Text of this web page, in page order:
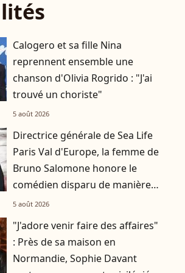
Calogero et sa fille Nina
reprennent ensemble une
chanson d'Olivia Rogrido : "J'ai
trouvé un choriste"
5 août 2026
Directrice générale de Sea Life
Paris Val d'Europe, la femme de
Bruno Salomone honore le
comédien disparu de manière
originale
5 août 2026
"J'adore venir faire des affaires"
: Près de sa maison en
Normandie, Sophie Davant